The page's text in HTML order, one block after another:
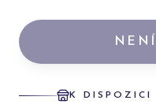
K DISPOZICI